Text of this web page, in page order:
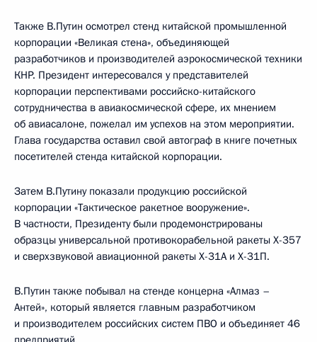
Также В.Путин осмотрел стенд китайской промышленной
корпорации «Великая стена», объединяющей
разработчиков и производителей аэрокосмической техники
КНР. Президент интересовался у представителей
корпорации перспективами российско-китайского
сотрудничества в авиакосмической сфере, их мнением
об авиасалоне, пожелал им успехов на этом мероприятии.
Глава государства оставил свой автограф в книге почетных
посетителей стенда китайской корпорации.
Затем В.Путину показали продукцию российской
корпорации «Тактическое ракетное вооружение».
В частности, Президенту были продемонстрированы
образцы универсальной противокорабельной ракеты Х-357
и сверхзвуковой авиационной ракеты Х-31А и Х-31П.
В.Путин также побывал на стенде концерна «Алмаз –
Антей», который является главным разработчиком
и производителем российских систем ПВО и объединяет 46